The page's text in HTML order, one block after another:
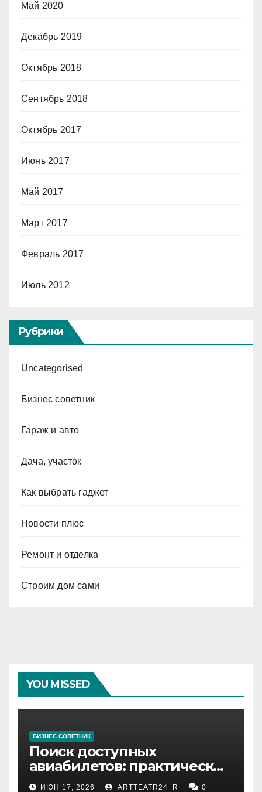
Май 2020
Декабрь 2019
Октябрь 2018
Сентябрь 2018
Октябрь 2017
Июнь 2017
Май 2017
Март 2017
Февраль 2017
Июль 2012
Рубрики
Uncategorised
Бизнес советник
Гараж и авто
Дача, участок
Как выбрать гаджет
Новости плюс
Ремонт и отделка
Строим дом сами
YOU MISSED
БИЗНЕС СОВЕТНИК
Поиск доступных
авиабилетов: практические
рекомендации
ИЮН 17, 2026 ARTTEATR24_R 0